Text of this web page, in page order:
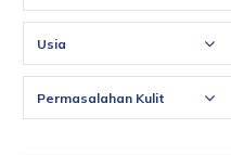
Usia
Permasalahan Kulit